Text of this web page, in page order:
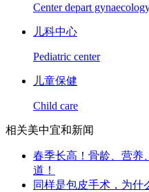
Center depart
儿科中心
Pediatric center
儿童保健
Child care
相关美中宜和新闻
春季长高！骨龄、营
道！
同样是包皮手术，为什